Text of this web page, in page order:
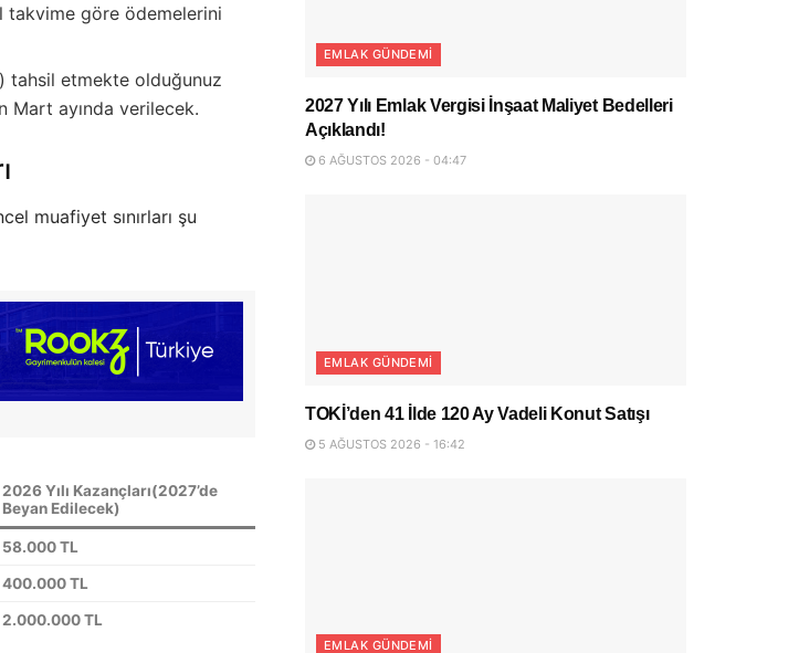
takvime göre ödemelerini
tahsil etmekte olduğunuz
Mart ayında verilecek.
muafiyet sınırları şu
2026 Yılı Kazançları(2027’de
Beyan Edilecek)
58.000 TL
400.000 TL
2.000.000 TL
EMLAK GÜNDEMI
2027 Yılı Emlak Vergisi İnşaat Maliyet Bedelleri
Açıklandı!
6 AĞUSTOS 2026 - 04:47
EMLAK GÜNDEMI
TOKİ’den 41 İlde 120 Ay Vadeli Konut Satışı
5 AĞUSTOS 2026 - 16:42
EMLAK GÜNDEMI